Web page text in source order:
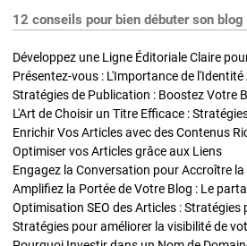
12 conseils pour bien débuter son
Développez une Ligne Éditoriale Claire
Présentez-vous : L'Importance de
L'Art de Choisir un Titre Efficace :
Optimiser vos Articles grâce aux Liens
Engagez la Conversation pour Accroître
Amplifiez la Portée de Votre Blog : Le